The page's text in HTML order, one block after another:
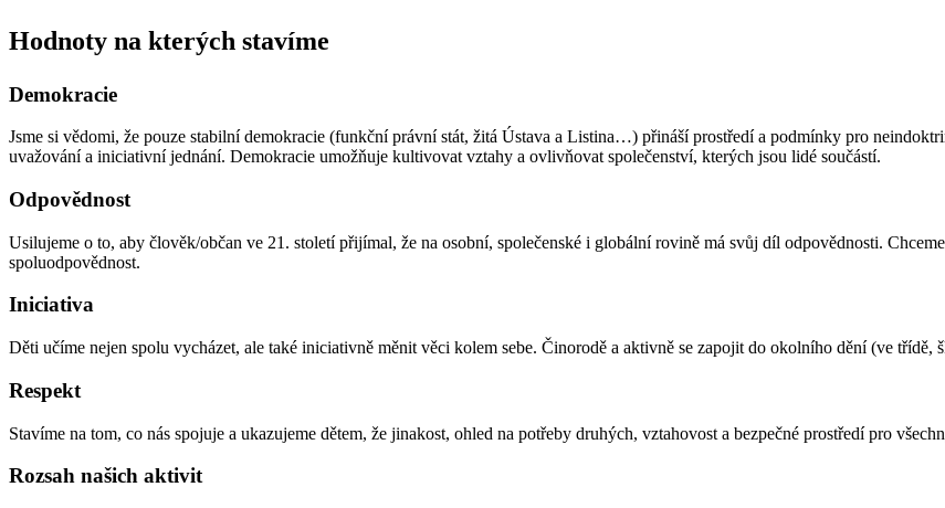
Hodnoty na kterých stavíme
Demokracie
Jsme si vědomi, že pouze stabilní demokracie (funkční právní stát, žitá Ústava a Listina…) přináší prostředí a podmínky pro
uvažování a iniciativní jednání. Demokracie umožňuje kultivovat vztahy a ovlivňovat společenství, kterých jsou lidé součástí.
Odpovědnost
Usilujeme o to, aby člověk/občan ve 21. století přijímal, že na osobní, společenské i globální rovině má svůj díl odpovědnosti.
spoluodpovědnost.
Iniciativa
Děti učíme nejen spolu vycházet, ale také iniciativně měnit věci kolem sebe. Činorodě a aktivně se zapojit do okolního dění (ve třídě,
Respekt
Stavíme na tom, co nás spojuje a ukazujeme dětem, že jinakost, ohled na potřeby druhých, vztahovost a bezpečné prostředí pro
Rozsah našich aktivit